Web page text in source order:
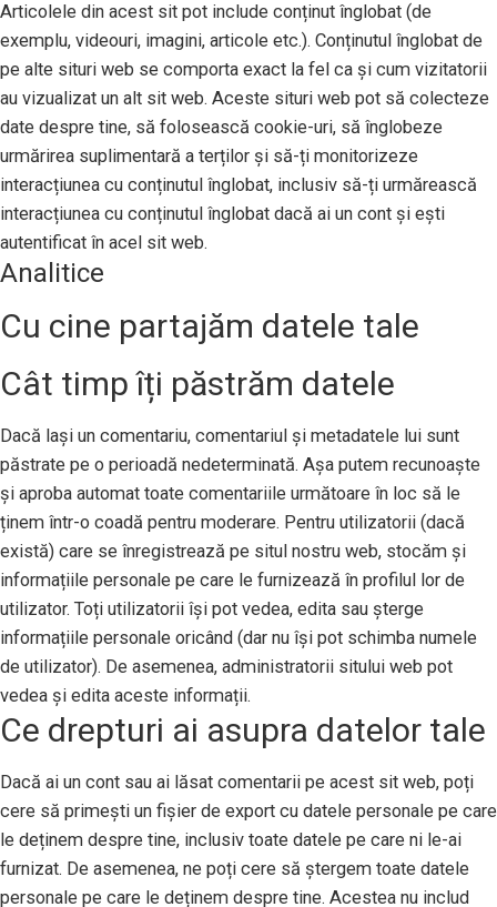
Articolele din acest sit pot include conținut înglobat (de
exemplu, videouri, imagini, articole etc.). Conținutul înglobat de
pe alte situri web se comporta exact la fel ca și cum vizitatorii
au vizualizat un alt sit web. Aceste situri web pot să colecteze
date despre tine, să folosească cookie-uri, să înglobeze
urmărirea suplimentară a terților și să-ți monitorizeze
interacțiunea cu conținutul înglobat, inclusiv să-ți urmărească
interacțiunea cu conținutul înglobat dacă ai un cont și ești
autentificat în acel sit web.
Analitice
Cu cine partajăm datele tale
Cât timp îți păstrăm datele
Dacă lași un comentariu, comentariul și metadatele lui sunt
păstrate pe o perioadă nedeterminată. Așa putem recunoaște
și aproba automat toate comentariile următoare în loc să le
ținem într-o coadă pentru moderare. Pentru utilizatorii (dacă
există) care se înregistrează pe situl nostru web, stocăm și
informațiile personale pe care le furnizează în profilul lor de
utilizator. Toți utilizatorii își pot vedea, edita sau șterge
informațiile personale oricând (dar nu își pot schimba numele
de utilizator). De asemenea, administratorii sitului web pot
vedea și edita aceste informații.
Ce drepturi ai asupra datelor tale
Dacă ai un cont sau ai lăsat comentarii pe acest sit web, poți
cere să primești un fișier de export cu datele personale pe care
le deținem despre tine, inclusiv toate datele pe care ni le-ai
furnizat. De asemenea, ne poți cere să ștergem toate datele
personale pe care le deținem despre tine. Acestea nu includ